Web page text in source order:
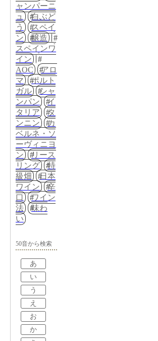
ャンパーニ
ュ
白ぶど
う
スペイ
ン
醸造
スペインワ
イン
AOC
アロ
マ
ポルト
ガル
シャ
ンパン
イ
タリア
タ
ンニン
カ
ベルネ・ソ
ーヴィニヨ
ン
リース
リング
特
級畑
日本
ワイン
辛
口
ワイン
法
味わ
い
50音から検索
あ
い
う
え
お
か